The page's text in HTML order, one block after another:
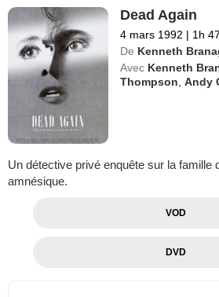
Dead Again
4 mars 1992 | 1h
De Kenneth
Avec Kenneth
Thompson ,Andy
Un détective privé enquête sur la famille
amnésique.
VOD
DVD